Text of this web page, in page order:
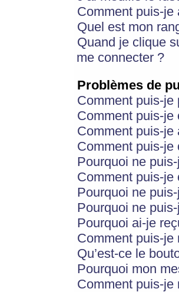
Comment puis-je
Quel est mon
Quand je clique
me connecter ?
Problèmes de
Comment puis-je
Comment puis-je
Comment puis-je
Comment puis-je
Pourquoi ne
Comment puis-je
Pourquoi ne
Pourquoi ne
Pourquoi ai-je
Comment puis-je
Qu’est-ce le
Pourquoi mon
Comment puis-je